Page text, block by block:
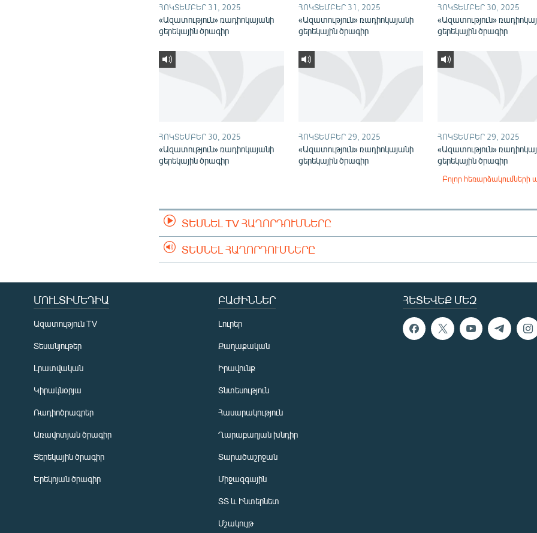
ՀՈԿՏԵՄԲԵՐ 31, 2025
«Ազատություն» ռադիոկայանի
ցերեկային ծրագիր
ՀՈԿՏԵՄԲԵՐ 31, 2025
«Ազատություն» ռադիոկայանի
ցերեկային ծրագիր
ՀՈԿՏԵՄԲԵՐ 30, 2025
«Ազատություն»
ցերեկային ծրագիր
ՀՈԿՏԵՄԲԵՐ 30, 2025
«Ազատություն» ռադիոկայանի
ցերեկային ծրագիր
ՀՈԿՏԵՄԲԵՐ 29, 2025
«Ազատություն» ռադիոկայանի
ցերեկային ծրագիր
ՀՈԿՏԵՄԲԵՐ 29, 2025
«Ազատություն»
ցերեկային ծրագիր
Բոլոր հեռարձակումների
ՏԵՍՆԵԼ TV ՀԱՂՈՐԴՈՒՄՆԵՐԸ
ՏԵՍՆԵԼ ՀԱՂՈՐԴՈՒՄՆԵՐԸ
ՀԵՏԵՎԵՔ ՄԵԶ
ՄՈՒԼՏԻՄԵԴԻԱ
Ազատություն TV
Տեսանյութեր
Լրատվական
Կիրակնօրյա
Ռադիոծրագրեր
Առավոտյան ծրագիր
Ցերեկային ծրագիր
Երեկոյան ծրագիր
ԲԱԺԻՆՆԵՐ
Լուրեր
Քաղաքական
Իրավունք
Տնտեսություն
Հասարակություն
Ղարաբաղյան խնդիր
Տարածաշրջան
Միջազգային
ՏՏ և Ինտերնետ
Մշակույթ